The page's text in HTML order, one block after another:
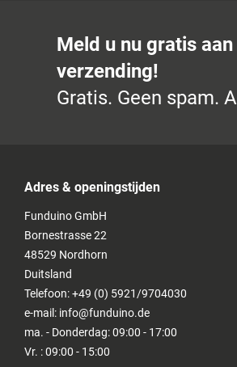
Meld u nu gratis
verzending!
Gratis. Geen spam.
Adres & openingstijden
Funduino GmbH
Bornestrasse 22
48529 Nordhorn
Duitsland
Telefoon: +49 (0) 5921/9704030
e-mail: info@funduino.de
ma. - Donderdag: 09:00 - 17:00
Vr. : 09:00 - 15:00